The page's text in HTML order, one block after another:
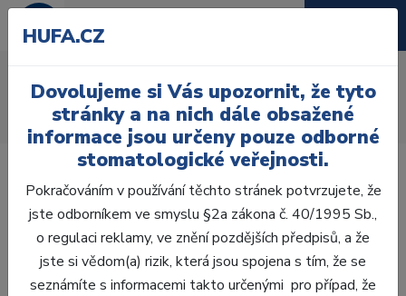
Úvod Ordinace Endodoncie Kofferdam
Spony
Spony na premoláry
Spona Kofferdam č.1 HW
HUFA.CZ
Dovolujeme si Vás upozornit, že tyto
stránky a na nich dále obsažené
informace jsou určeny pouze odborné
stomatologické veřejnosti.
Pokračováním v používání těchto stránek potvrzujete, že
jste odborníkem ve smyslu §2a zákona č. 40/1995 Sb.,
o regulaci reklamy, ve znění pozdějších předpisů, a že
jste si vědom(a) rizik, která jsou spojena s tím, že se
seznámíte s informacemi takto určenými pro případ, že